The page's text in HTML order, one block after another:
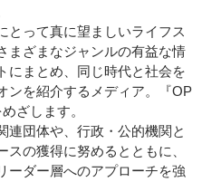
って真に望ましいライフス
まざまなジャンルの有益な情
にまとめ、同じ時代と社会を
ンを紹介するメディア。『OP
ざします。
団体や、行政・公的機関と
の獲得に努めるとともに、
ーダー層へのアプローチを強